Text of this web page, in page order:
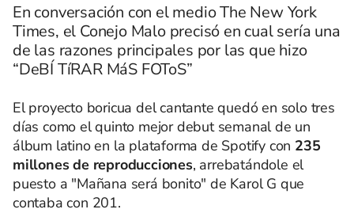
En conversación con el medio The New York
Times, el Conejo Malo precisó en cual sería una
de las razones principales por las que hizo
“DeBÍ TíRAR MáS FOToS”
El proyecto boricua del cantante quedó en solo tres
días como el quinto mejor debut semanal de un
álbum latino en la plataforma de Spotify con 235
millones de reproducciones, arrebatándole el
puesto a "Mañana será bonito" de Karol G que
contaba con 201.